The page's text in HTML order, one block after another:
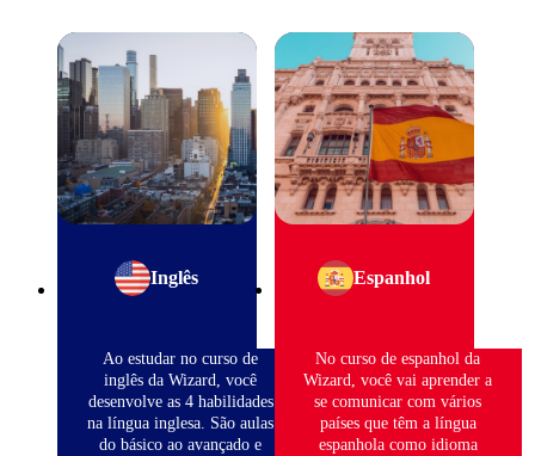
Inglês
Ao estudar no curso de
inglês da Wizard, você
desenvolve as 4 habilidades
na língua inglesa. São aulas
do básico ao avançado e
Espanhol
No curso de espanhol da
Wizard, você vai aprender a
se comunicar com vários
países que têm a língua
espanhola como idioma